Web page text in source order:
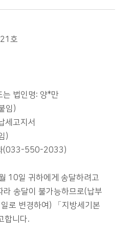
호
는 법인명: 양*만
임)
세고지서
)
(033-550-2033)
10일 귀하에게 송달하려고
라 송달이 불가능하므로(납부
로 변경하여) 「지방세기본
합니다.